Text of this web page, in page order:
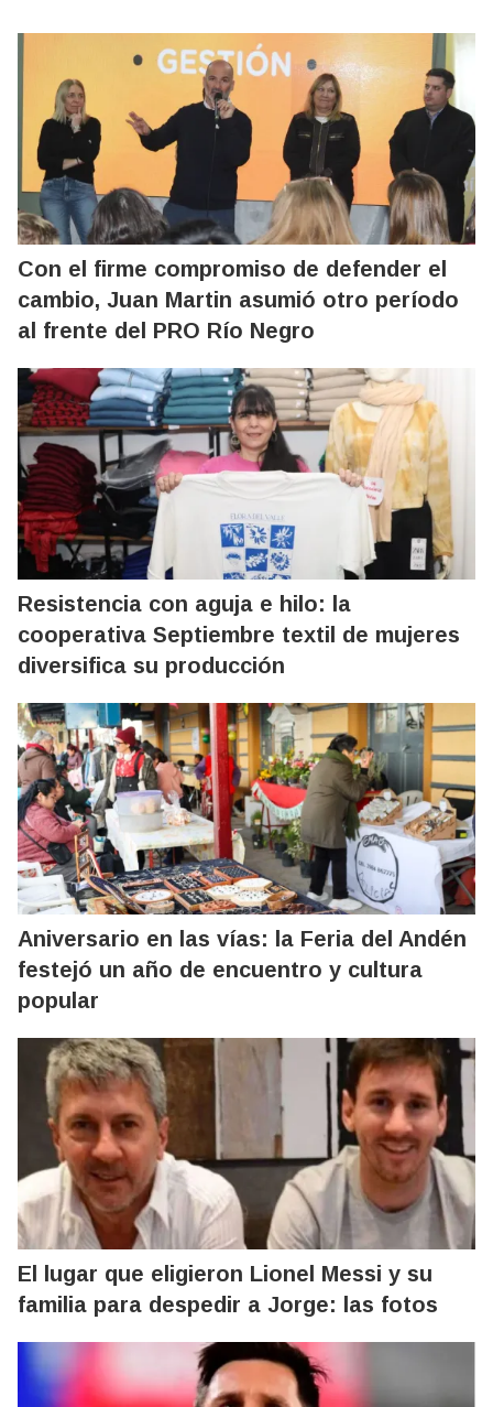
Con el firme compromiso de defender el
cambio, Juan Martin asumió otro período
al frente del PRO Río Negro
Resistencia con aguja e hilo: la
cooperativa Septiembre textil de mujeres
diversifica su producción
Aniversario en las vías: la Feria del Andén
festejó un año de encuentro y cultura
popular
El lugar que eligieron Lionel Messi y su
familia para despedir a Jorge: las fotos